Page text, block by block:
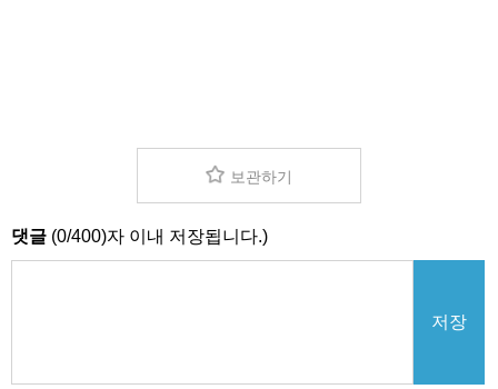
보관하기
댓글 (0/400)자 이내 저장됩니다.)
저장